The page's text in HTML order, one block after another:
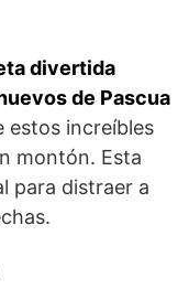
divertida
de Pascua
estos increíbles
montón. Esta
para distraer a